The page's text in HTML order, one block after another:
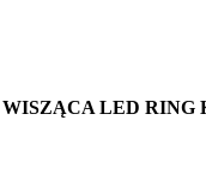
LED RING